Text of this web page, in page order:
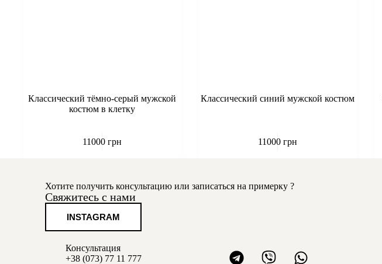
Классический тёмно-серый мужской
костюм в клетку
11000грн
Классический синий мужской костюм
11000грн
Хотите получить консультацию или записаться на примерку ?
Свяжитесь с нами
INSTAGRAM
Консультация
+38 (073) 77 11 777